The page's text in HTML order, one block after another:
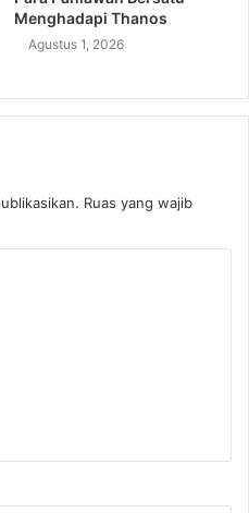
Menghadapi Thanos
Agustus 1, 2026
Ruas yang wajib